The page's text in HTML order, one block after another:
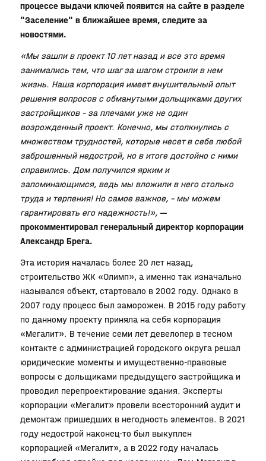
процессе выдачи ключей появится на сайте в разделе
"Заселение" в ближайшее время, следите за
новостями.
«Мы зашли в проект 10 лет назад и все это время
занимались тем, что шаг за шагом строили в нем
жизнь. Наша корпорация имеет внушительный опыт
решения вопросов с обманутыми дольщиками других
застройщиков – за плечами уже не один
возрожденный проект. Конечно, мы столкнулись с
множеством трудностей, которые несет в себе любой
заброшенный недострой, но в итоге достойно с ними
справились. Дом получился ярким и
запоминающимся, ведь мы вложили в него столько
труда и терпения! Но самое важное, – мы можем
гарантировать его надежность!»,—
прокомментировал генеральный директор корпорации
Александр Брега.
Эта история началась более 20 лет назад,
строительство ЖК «Олимп», а именно так изначально
назывался объект, стартовало в 2002 году. Однако в
2007 году процесс был заморожен. В 2015 году работу
по данному проекту приняла на себя корпорация
«Мегалит». В течение семи лет девелопер в тесном
контакте с администрацией городского округа решал
юридические моменты и имущественно-правовые
вопросы с дольщиками предыдущего застройщика и
проводил перепроектирование здания. Эксперты
корпорации «Мегалит» провели всесторонний аудит и
демонтаж пришедших в негодность элементов. В 2021
году недострой наконец-то был выкуплен
корпорацией «Мегалит», а в 2022 году началась